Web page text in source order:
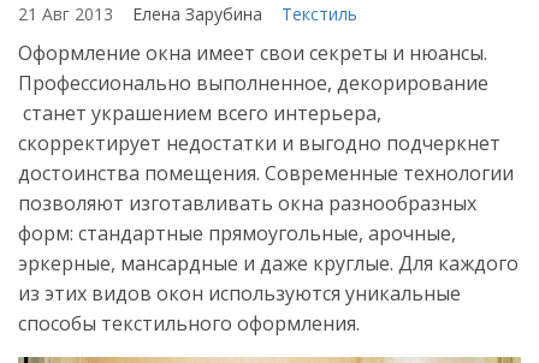
21 Авг 2013 Елена Зарубина Текстиль
Оформление окна имеет свои секреты и нюансы.
Профессионально выполненное, декорирование
станет украшением всего интерьера,
скорректирует недостатки и выгодно подчеркнет
достоинства помещения. Современные технологии
позволяют изготавливать окна разнообразных
форм: стандартные прямоугольные, арочные,
эркерные, мансардные и даже круглые. Для каждого
из этих видов окон используются уникальные
способы текстильного оформления.